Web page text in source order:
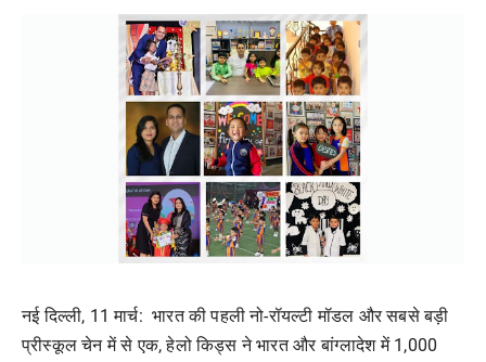
नई दिल्ली, 11मार्च: भारत की पहली नो-रॉयल्टी मॉडल और सबसे बड़ी
प्रीस्कूल चेन में से एक,हेलो किड्स ने भारत और बांग्लादेश में1,000